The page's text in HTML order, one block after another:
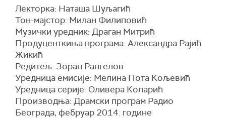
Лекторка: Наташа Шуљагић
Тон-мајстор: Милан Филиповић
Музички уредник: Драган Митрић
Продуценткиња програма: Александра Рајић
Жикић
Редитељ: Зоран Рангелов
Уредница емисије: Мелина Пота Кољевић
Уредница серије: Оливера Коларић
Производња: Драмски програм Радио
Београда, фебруар 2014. године